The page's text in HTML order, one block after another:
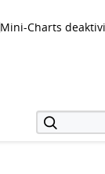
Mini-Charts